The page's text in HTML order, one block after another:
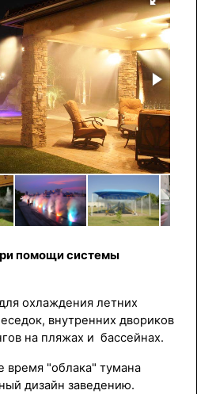
помощи системы
охлаждения летних
внутренних двориков
на пляжах и бассейнах.
время "облака" тумана
дизайн заведению.